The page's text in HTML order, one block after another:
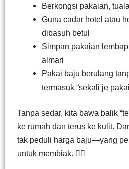
Berkongsi pakaian,
Guna cadar hotel atau
dibasuh betul
Simpan pakaian
almari
Pakai baju berulang
termasuk “sekali je
Tanpa sedar, kita bawa balik
ke rumah dan terus ke kulit.
tak peduli harga baju—yang
untuk membiak. 😵‍💫